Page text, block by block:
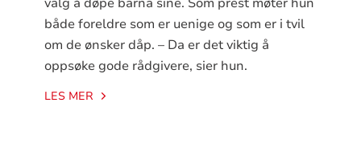
både foreldre som er uenige og som er i tvil
om de ønsker dåp. – Da er det viktig å
oppsøke gode rådgivere, sier hun.
LES MER